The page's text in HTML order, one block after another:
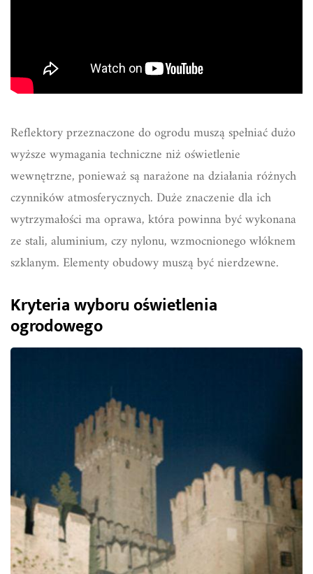
Reflektory przeznaczone do ogrodu muszą spełniać dużo
wyższe wymagania techniczne niż oświetlenie
wewnętrzne, ponieważ są narażone na działania różnych
czynników atmosferycznych. Duże znaczenie dla ich
wytrzymałości ma oprawa, która powinna być wykonana
ze stali, aluminium, czy nylonu, wzmocnionego włóknem
szklanym. Elementy obudowy muszą być nierdzewne.
Kryteria wyboru oświetlenia
ogrodowego